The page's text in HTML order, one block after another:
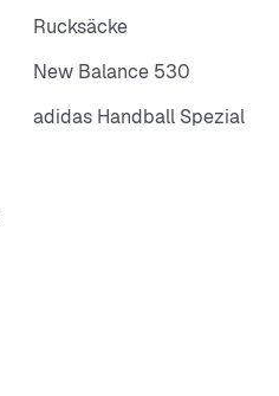
Rucksäcke
New Balance 530
adidas Handball Spezial